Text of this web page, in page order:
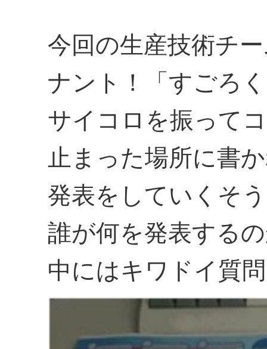
今回の生産技術チ
ナント！「すごろ
サイコロを振って
止まった場所に書
発表をしていくそ
誰が何を発表する
中にはキワドイ質